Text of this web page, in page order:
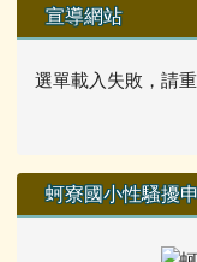
宣導網站
選單載入失敗，請重
蚵寮國小性騷擾